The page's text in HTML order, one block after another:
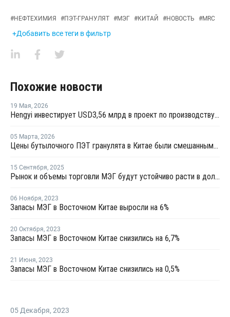
#НЕФТЕХИМИЯ #ПЭТ-ГРАНУЛЯТ #МЭГ #КИТАЙ #НОВОСТЬ #MRC
+Добавить все теги в фильтр
Похожие новости
19 Мая, 2026
Hengyi инвестирует USD3,56 млрд в проект по производству МЭГ из угля в Китае
05 Марта, 2026
Цены бутылочного ПЭТ гранулята в Китае были смешанными в феврале
15 Сентября, 2025
Рынок и объемы торговли МЭГ будут устойчиво расти в долгосрочной перспективе
06 Ноября, 2023
Запасы МЭГ в Восточном Китае выросли на 6%
20 Октября, 2023
Запасы МЭГ в Восточном Китае снизились на 6,7%
21 Июня, 2023
Запасы МЭГ в Восточном Китае снизились на 0,5%
05 Декабря, 2023